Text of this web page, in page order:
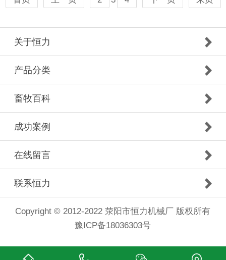
关于恒力
产品分类
畜牧百科
成功案例
在线留言
联系恒力
Copyright © 2012-2022 荥阳市恒力机械厂 版权所有
豫ICP备18036303号